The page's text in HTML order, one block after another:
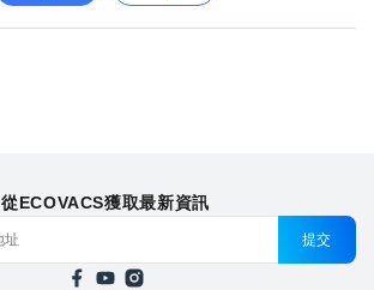
從ECOVACS獲取最新資訊
提交